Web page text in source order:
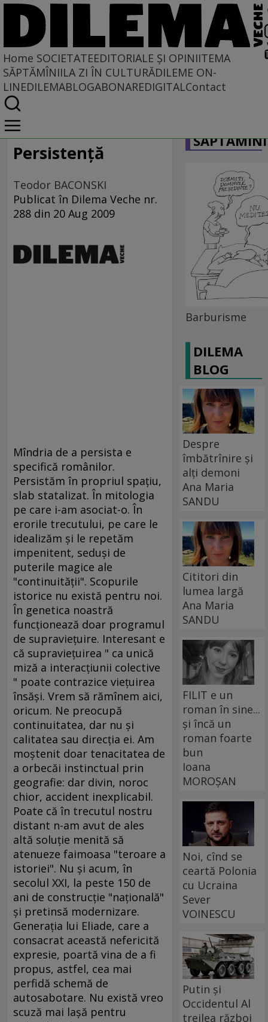
Home SOCIETATEEDITORIALE ȘI OPINIITEMA
SĂPTĂMÎNIILA ZI ÎN CULTURĂDILEME ON-
LINEDILEMABLOGABONAREDIGITALContact
Home
Societate
DIN POLUL PLUS
Persistenţă
Teodor BACONSKI
Publicat în Dilema Veche nr.
288 din 20 Aug 2009
Mîndria de a persista e
specifică românilor.
Persistăm în propriul spaţiu,
slab statalizat. În mitologia
pe care i-am asociat-o. În
erorile trecutului, pe care le
idealizăm şi le repetăm
impenitent, seduşi de
puterile magice ale
"continuităţii". Scopurile
istorice nu există pentru noi.
În genetica noastră
funcţionează doar programul
de supravieţuire. Interesant e
că supravieţuirea " ca unică
miză a interacţiunii colective
" poate contrazice vieţuirea
însăşi. Vrem să rămînem aici,
oricum. Ne preocupă
continuitatea, dar nu şi
calitatea sau direcţia ei. Am
moştenit doar tenacitatea de
a orbecăi instinctual prin
geografie: dar divin, noroc
chior, accident inexplicabil.
Poate că în trecutul nostru
distant n-am avut de ales
altă soluţie menită să
atenueze faimoasa "teroare a
istoriei". Nu şi acum, în
secolul XXI, la peste 150 de
ani de construcţie "naţională"
şi pretinsă modernizare.
Generaţia lui Eliade, care a
consacrat această nefericită
expresie, poartă vina de a fi
propus, astfel, cea mai
perfidă schemă de
autosabotare. Nu există vreo
scuză mai laşă pentru
Barburisme
DILEMA
BLOG
Despre
îmbătrînire și
alți demoni
Ana Maria
SANDU
Cititori din
lumea largă
Ana Maria
SANDU
FILIT e un
roman în sine...
și încă un
roman foarte
bun
Ioana
MOROȘAN
Noi, cînd se
ceartă Polonia
cu Ucraina
Sever
VOINESCU
Putin și
Occidentul Al
treilea război